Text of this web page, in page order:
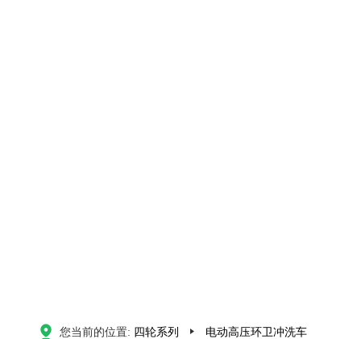
您当前的位置: 四轮系列 电动高压环卫冲洗车